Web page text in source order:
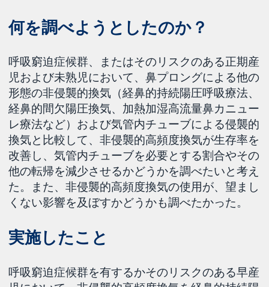
何を調べようとしたのか？
呼吸窮迫症候群、またはそのリスクのある正期産
児および未熟児において、鼻プロングによる他の
形態の非侵襲的換気（経鼻的持続陽圧呼吸療法、
経鼻的間欠陽圧換気、加熱加湿高流量鼻カニュー
レ療法など）および気管内チューブによる侵襲的
換気と比較して、非侵襲的高頻度換気が生存率を
改善し、気管内チューブを必要とする割合やその
他の転帰を減少させるかどうかを調べたいと考え
た。また、非侵襲的高頻度換気の使用が、望まし
くない影響を及ぼすかどうかも調べたかった。
実施したこと
呼吸窮迫症候群を有するかそのリスクのある早産